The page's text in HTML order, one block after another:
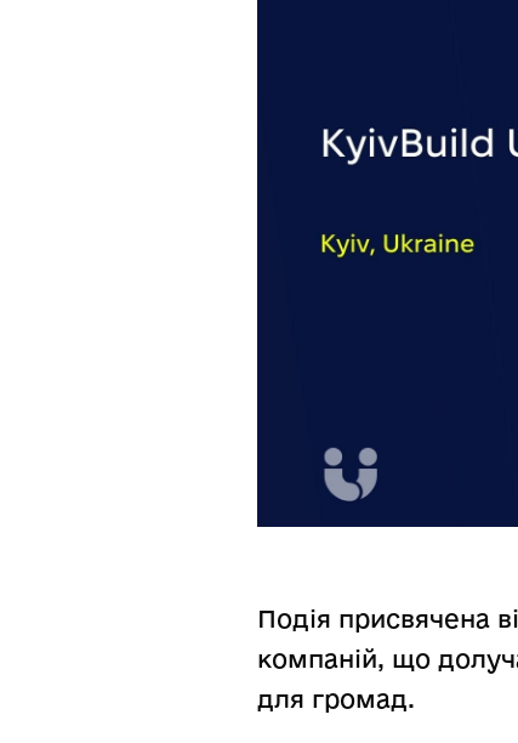
Подія присвячена
компаній, що
для громад.